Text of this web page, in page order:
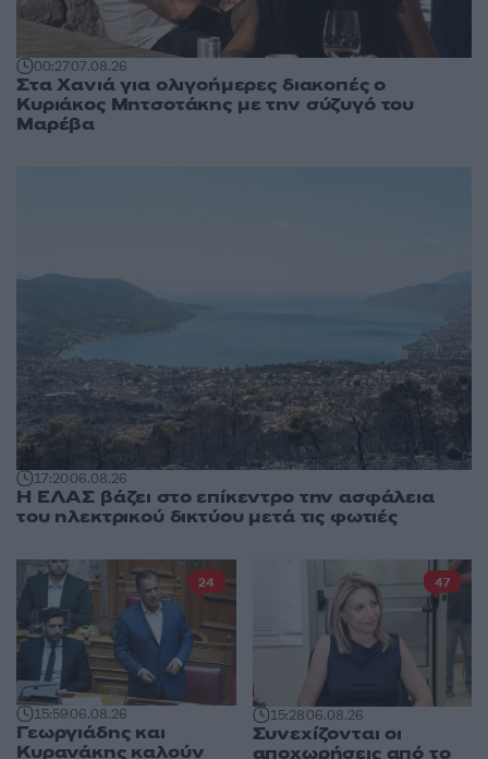
00:2707.08.26
Στα Χανιά για ολιγοήμερες διακοπές ο
Κυριάκος Μητσοτάκης με την σύζυγό του
Μαρέβα
17:2006.08.26
Η ΕΛΑΣ βάζει στο επίκεντρο την ασφάλεια
του ηλεκτρικού δικτύου μετά τις φωτιές
15:5906.08.26
Γεωργιάδης και
Κυρανάκης καλούν
24
15:2806.08.26
Συνεχίζονται οι
αποχωρήσεις από το
47